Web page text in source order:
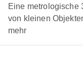
Eine metrologische
von kleinen
mehr